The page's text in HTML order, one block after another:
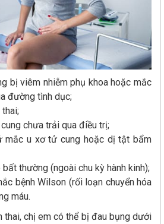
bị viêm nhiễm phụ khoa hoặc mắc
đường tình dục;
chưa trải qua điều trị;
mắc u xơ tử cung hoặc dị tật bẩm
thường (ngoài chu kỳ hành kinh);
bệnh Wilson (rối loạn chuyển hóa
máu.
thai, chị em có thể bị đau bụng dưới